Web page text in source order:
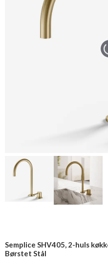
Semplice SHV405, 2-huls
Børstet Stål